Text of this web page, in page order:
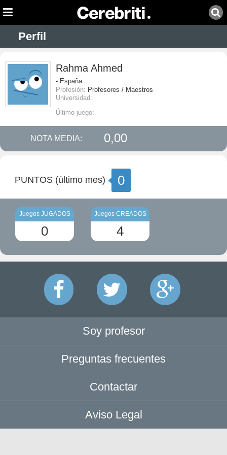
Perfil
Rahma Ahmed
- España
Profesión: Profesores / Maestros
Universidad:
Último juego:
NOTA MEDIA: 0,00
PUNTOS (último mes) 0
Juegos JUGADOS
0
Juegos CREADOS
4
Soy profesor
Preguntas frecuentes
Contactar
Aviso Legal